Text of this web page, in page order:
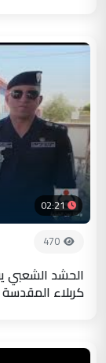
02:21
470
الحشد الشعبي
كربلاء المقدسة